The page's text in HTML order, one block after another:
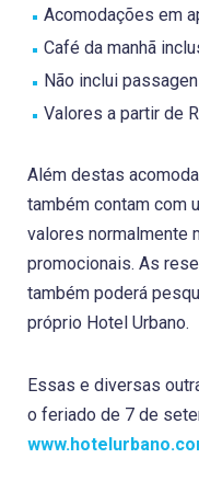
Acomodações em
Café da manhã
Não inclui
Valores a partir de
Além destas
também contam com
valores normalmente
promocionais. As
também poderá
próprio Hotel Urbano.
Essas e diversas
o feriado de 7 de